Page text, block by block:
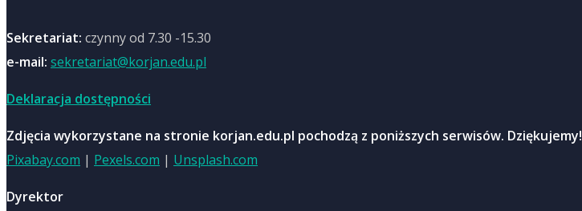
Sekretariat: czynny od 7.30 -15.30
e-mail: sekretariat@korjan.edu.pl
Deklaracja dostępności
Zdjęcia wykorzystane na stronie korjan.edu.pl pochodzą z poniższych serwisów. Dziękujemy!
Pixabay.com | Pexels.com | Unsplash.com
Dyrektor